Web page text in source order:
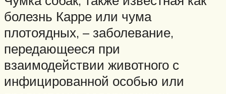
болезнь Карре или чума
плотоядных, – заболевание,
передающееся при
взаимодействии животного с
инфицированной особью или